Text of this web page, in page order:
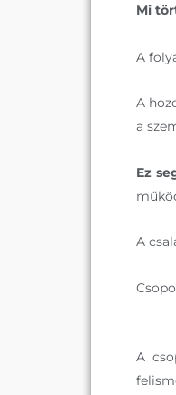
Mi
A
A
a
Ez
A
A